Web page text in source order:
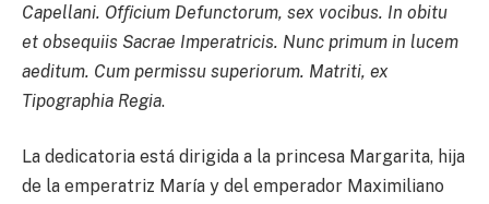
Capellani. Ofﬁcium Defunctorum, sex vocibus. In obitu
et obsequiis Sacrae Imperatricis. Nunc primum in lucem
aeditum. Cum permissu superiorum. Matriti, ex
Tipographia Regia.
La dedicatoria está dirigida a la princesa Margarita, hija
de la emperatriz María y del emperador Maximiliano